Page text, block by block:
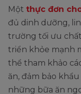
Một thực đơn
đủ dinh dưỡng,
trường tối ưu
triển khỏe mạnh
thể tham khảo
ăn, đảm bảo
những bữa ăn